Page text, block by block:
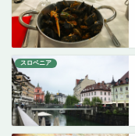
スロベニア